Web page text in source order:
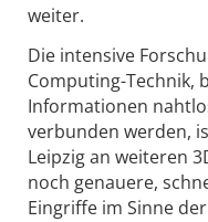
weiter.
Die intensive
Computing-Technik,
Informationen
verbunden werden,
Leipzig an weiteren
noch genauere,
Eingriffe im Sinne